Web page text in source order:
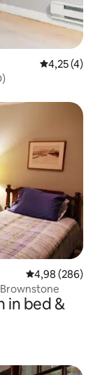
4,25 (4)
Gemiddelde
4,98 (286)
Brownstone
in bed &